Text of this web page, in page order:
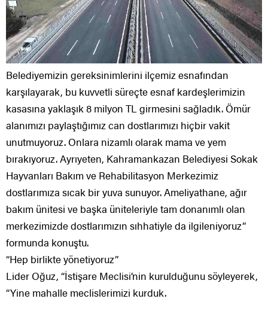
Belediyemizin gereksinimlerini ilçemiz esnafından
karşılayarak, bu kuvvetli süreçte esnaf kardeşlerimizin
kasasına yaklaşık 8 milyon TL girmesini sağladık. Ömür
alanımızı paylaştığımız can dostlarımızı hiçbir vakit
unutmuyoruz. Onlara nizamlı olarak mama ve yem
bırakıyoruz. Ayrıyeten, Kahramankazan Belediyesi Sokak
Hayvanları Bakım ve Rehabilitasyon Merkezimiz
dostlarımıza sıcak bir yuva sunuyor. Ameliyathane, ağır
bakım ünitesi ve başka üniteleriyle tam donanımlı olan
merkezimizde dostlarımızın sıhhatiyle da ilgileniyoruz”
formunda konuştu.
“Hep birlikte yönetiyoruz”
Lider Oğuz, “İstişare Meclisi’nin kurulduğunu söyleyerek,
“Yine mahalle meclislerimizi kurduk.